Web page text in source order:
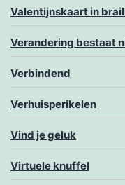
Valentijnskaart in
Verandering bestaat
Verbindend
Verhuisperikelen
Vind je geluk
Virtuele knuffel